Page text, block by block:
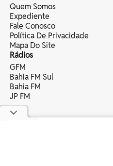
Quem Somos
Expediente
Fale Conosco
Política De Privacidade
Mapa Do Site
Rádios
GFM
Bahia FM Sul
Bahia FM
JP FM